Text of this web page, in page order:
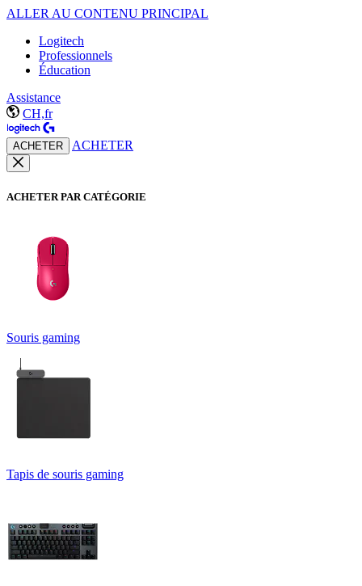
ALLER AU CONTENU PRINCIPAL
Logitech
Professionnels
Éducation
Assistance
CH,fr
ACHETER ACHETER
ACHETER PAR CATÉGORIE
Souris gaming
Tapis de souris gaming